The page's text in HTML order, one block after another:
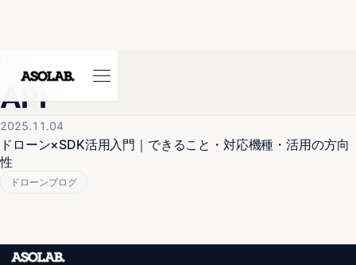
API
2025.11.04
ドローン×SDK活用入門｜できること・対応機種・活用の方向
性
ドローンブログ